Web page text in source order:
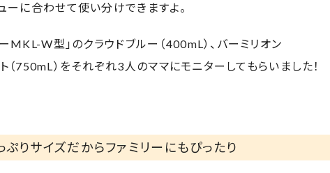
ーに合わせて使い分けできますよ。
MKL-W型」のクラウドブルー（400mL）、バーミリオン
ト（750mL）をそれぞれ3人のママにモニターしてもらいました！
りサイズだからファミリーにもぴったり